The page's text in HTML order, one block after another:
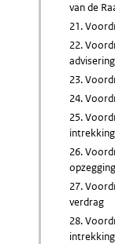
van de
21.
22.
23.
24.
25.
26.
27.
verdrag
28.